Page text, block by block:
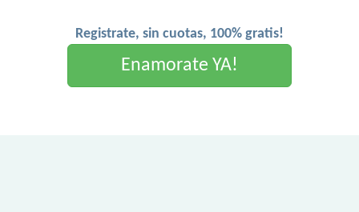
Registrate, sin cuotas, 100% gratis!
Enamorate YA!